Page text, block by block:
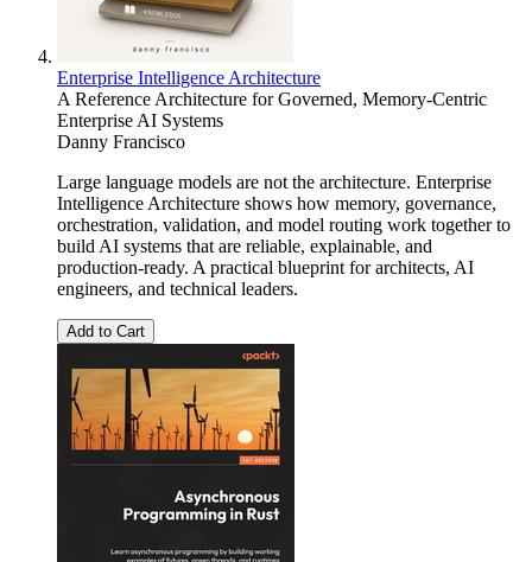
Enterprise Intelligence Architecture
A Reference Architecture for Governed, Memory-Centric
Enterprise AI Systems
Danny Francisco
Large language models are not the architecture. Enterprise
Intelligence Architecture shows how memory, governance,
orchestration, validation, and model routing work together to
build AI systems that are reliable, explainable, and
production-ready. A practical blueprint for architects, AI
engineers, and technical leaders.
Add to Cart